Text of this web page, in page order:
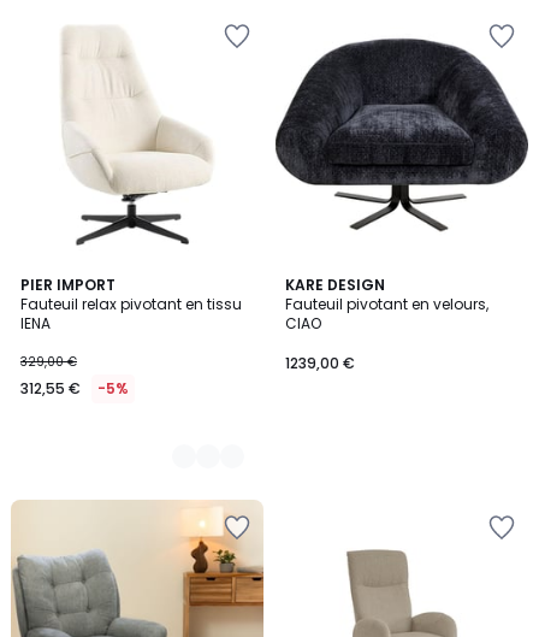
PIER IMPORT
Fauteuil relax pivotant en tissu
IENA
329,00 €
312,55 € -5%
4
Couleurs
KARE DESIGN
Fauteuil pivotant en velours,
CIAO
1239,00 €